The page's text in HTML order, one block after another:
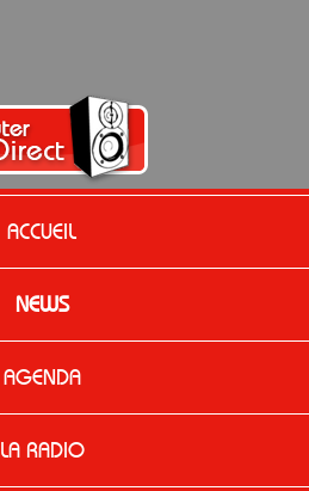
ACCUEIL
NEWS
AGENDA
LA RADIO